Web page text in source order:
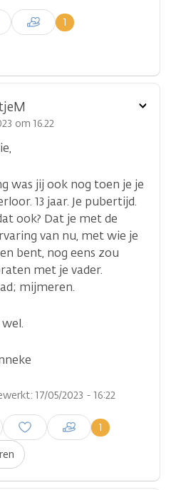
1
te
om 16.22
was jij ook nog toen je je
13 jaar. Je pubertijd.
ook? Dat je met de
van nu, met wie je
bent, nog eens zou
met je vader.
mijmeren.
17/05/2023 - 16:22
1
een reactie te
Toon